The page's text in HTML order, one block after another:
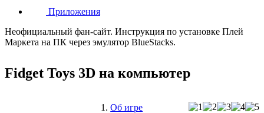
Приложения
Неофициальный фан-сайт. Инструкция по установке Плей
Маркета на ПК через эмулятор BlueStacks.
Fidget Toys 3D на компьютер
Об игре